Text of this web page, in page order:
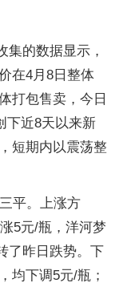
集的数据显示，
在4月8日整体
打包售卖，今日
下近8天以来新
短期内以震荡整
平。上涨方
5元/瓶，洋河梦
了昨日跌势。下
均下调5元/瓶；